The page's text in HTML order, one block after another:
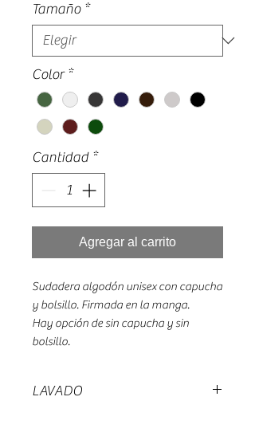
Tamaño *
Color *
Cantidad *
Agregar al carrito
Sudadera algodón unisex con capucha
y bolsillo. Firmada en la manga.
Hay opción de sin capucha y sin
bolsillo.
LAVADO